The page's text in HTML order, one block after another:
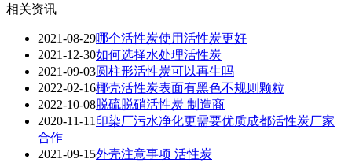
相关资讯
2021-08-29哪个活性炭使用活性炭更好
2021-12-30如何选择水处理活性炭
2021-09-03圆柱形活性炭可以再生吗
2022-02-16椰壳活性炭表面有黑色不规则颗粒
2022-10-08脱硫脱硝活性炭 制造商
2020-11-11 印染厂污水净化更需要优质成都活性炭厂家
合作
2021-09-15外壳注意事项 活性炭